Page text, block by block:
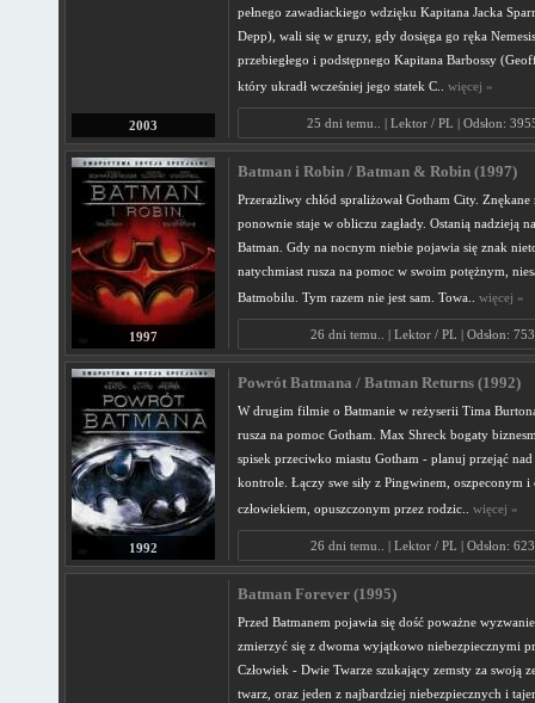
2003
pełnego zawadiackiego wdzięku Kapitana Jacka
Depp), wali się w gruzy, gdy dosięga go ręka
przebiegłego i podstępnego Kapitana Barbossy
który ukradł wcześniej jego statek C.. więcej »
25 dni temu.. | Lektor / PL | Odsłon:
1997
Batman i Robin / Batman & Robin (1997)
Przerażliwy chłód spraliżował Gotham City. Znękane
ponownie staje w obliczu zagłady. Ostanią nadzieją
Batman. Gdy na nocnym niebie pojawia się znak
natychmiast rusza na pomoc w swoim potężnym,
Batmobilu. Tym razem nie jest sam. Towa.. więcej »
26 dni temu.. | Lektor / PL | Odsłon:
1992
Powrót Batmana / Batman Returns (1992)
W drugim filmie o Batmanie w reżyserii Tima
rusza na pomoc Gotham. Max Shreck bogaty
spisek przeciwko miastu Gotham - planuj przejąć nad
kontrole. Łączy swe siły z Pingwinem, oszpeconym i
człowiekiem, opuszczonym przez rodzic.. więcej »
26 dni temu.. | Lektor / PL | Odsłon:
Batman Forever (1995)
Przed Batmanem pojawia się dość poważne
zmierzyć się z dwoma wyjątkowo niebezpiecznymi
Człowiek - Dwie Twarze szukający zemsty za swoją
twarz, oraz jeden z najbardziej niebezpiecznych i